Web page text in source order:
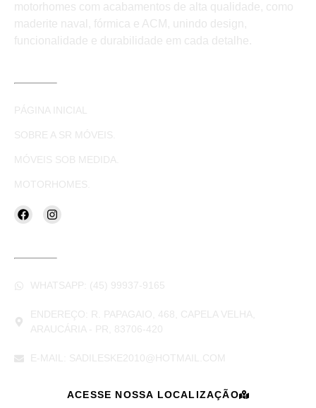
motorhomes com acabamentos de alta qualidade, como
maderite naval, fórmica e ACM, unindo design,
funcionalidade e durabilidade em cada detalhe.
PÁGINA INICIAL
SOBRE A SR MÓVEIS.
MÓVEIS SOB MEDIDA.
MOTORHOMES.
WHATSAPP: (45) 99937-9165
ENDEREÇO: R. PAPAGAIO, 468, CAPELA VELHA,
ARAUCÁRIA - PR, 83706-420
E-MAIL: SADILESKE2010@HOTMAIL.COM
ACESSE NOSSA LOCALIZAÇÃO